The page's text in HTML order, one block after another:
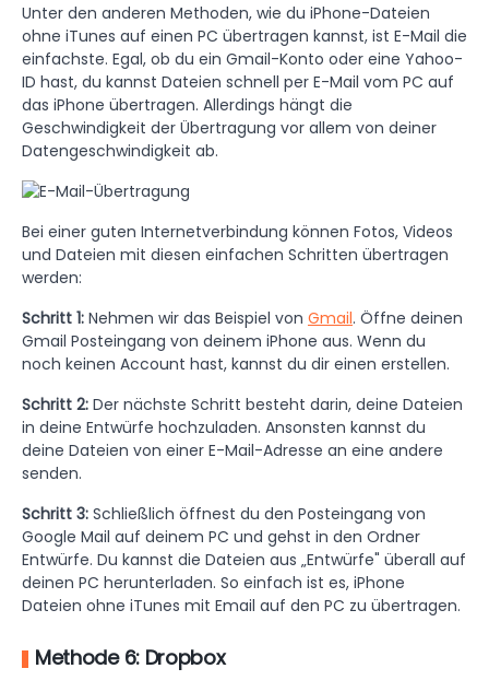
Unter den anderen Methoden, wie du iPhone-Dateien
ohne iTunes auf einen PC übertragen kannst, ist E-Mail die
einfachste. Egal, ob du ein Gmail-Konto oder eine Yahoo-
ID hast, du kannst Dateien schnell per E-Mail vom PC auf
das iPhone übertragen. Allerdings hängt die
Geschwindigkeit der Übertragung vor allem von deiner
Datengeschwindigkeit ab.
Bei einer guten Internetverbindung können Fotos, Videos
und Dateien mit diesen einfachen Schritten übertragen
werden:
Schritt 1: Nehmen wir das Beispiel von Gmail. Öffne deinen
Gmail Posteingang von deinem iPhone aus. Wenn du
noch keinen Account hast, kannst du dir einen erstellen.
Schritt 2: Der nächste Schritt besteht darin, deine Dateien
in deine Entwürfe hochzuladen. Ansonsten kannst du
deine Dateien von einer E-Mail-Adresse an eine andere
senden.
Schritt 3: Schließlich öffnest du den Posteingang von
Google Mail auf deinem PC und gehst in den Ordner
Entwürfe. Du kannst die Dateien aus „Entwürfe" überall auf
deinen PC herunterladen. So einfach ist es, iPhone
Dateien ohne iTunes mit Email auf den PC zu übertragen.
Methode 6: Dropbox